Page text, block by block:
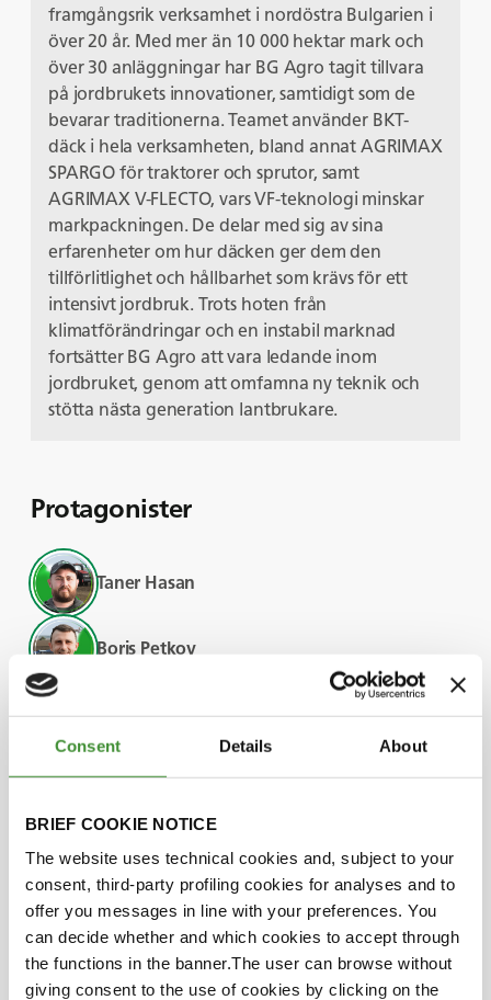
Consent Details About
BRIEF COOKIE NOTICE
The website uses technical cookies and, subject to your
consent, third-party profiling cookies for analyses and to
offer you messages in line with your preferences. You
can decide whether and which cookies to accept through
the functions in the banner.The user can browse without
giving consent to the use of cookies by clicking on the
framgångsrik verksamhet i nordöstra Bulgarien i
över 20 år. Med mer än 10 000 hektar mark och
över 30 anläggningar har BG Agro tagit tillvara
på jordbrukets innovationer, samtidigt som de
bevarar traditionerna. Teamet använder BKT-
däck i hela verksamheten, bland annat AGRIMAX
SPARGO för traktorer och sprutor, samt
AGRIMAX V-FLECTO, vars VF-teknologi minskar
markpackningen. De delar med sig av sina
erfarenheter om hur däcken ger dem den
tillförlitlighet och hållbarhet som krävs för ett
intensivt jordbruk. Trots hoten från
klimatförändringar och en instabil marknad
fortsätter BG Agro att vara ledande inom
jordbruket, genom att omfamna ny teknik och
stötta nästa generation lantbrukare.
Protagonister
Taner Hasan
Boris Petkov
Visste du att?
000 hektar mark på över 30 platser.
Företagets vision är att bevara jordbrukets
traditioner och förbättra livskvaliteten för
människor i småstäder genom att erbjuda
meningsfull sysselsättning.